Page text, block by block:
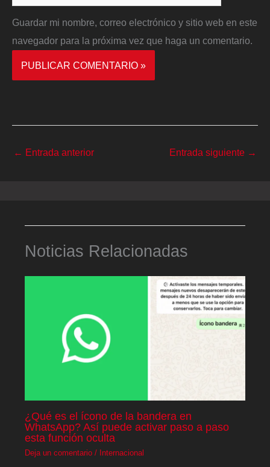
Guardar mi nombre, correo electrónico y sitio web en este
navegador para la próxima vez que haga un comentario.
← Entrada anterior Entrada siguiente →
Noticias Relacionadas
¿Qué es el ícono de la bandera en
WhatsApp? Así puede activar paso a paso
esta función oculta
Deja un comentario / Internacional